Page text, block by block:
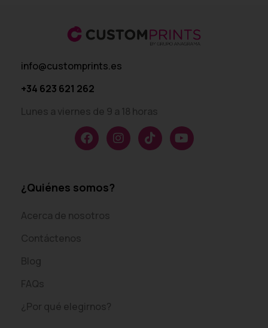
info@customprints.es
+34 623 621 262
Lunes a viernes de 9 a 18 horas
¿Quiénes somos?
Acerca de nosotros
Contáctenos
Blog
FAQs
¿Por qué elegirnos?